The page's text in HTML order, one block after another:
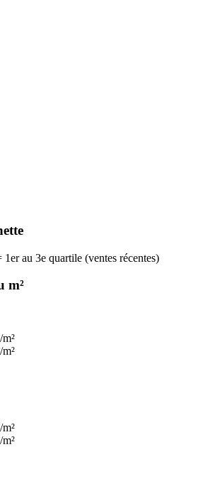
au 3e quartile (ventes récentes)
m²
m²
m²
m²
m²